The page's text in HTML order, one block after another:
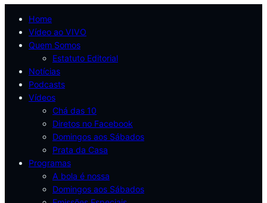
Home
Vídeo ao VIVO
Quem Somos
Estatuto Editorial
Notícias
Podcasts
Vídeos
Chá das 10
Diretos no Facebook
Domingos aos Sábados
Prata da Casa
Programas
A bola é nossa
Domingos aos Sábados